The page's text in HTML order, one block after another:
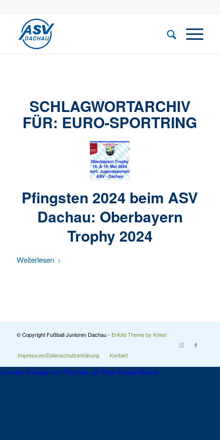
SCHLAGWORTARCHIV
FÜR: EURO-SPORTRING
Pfingsten 2024 beim ASV
Dachau: Oberbayern
Trophy 2024
Weiterlesen
© Copyright Fußball Junioren Dachau - Enfold Theme by Kriesi
Impressum/Datenschutzerklärung Kontakt
Consent Management Platform von Real Cookie Banner